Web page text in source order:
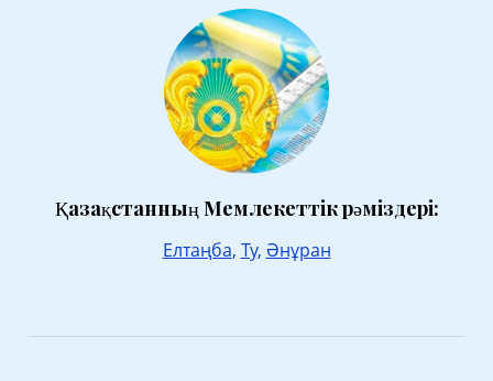
Қазақстанның Мемлекеттік рәміздері:
Елтаңба, Ту, Әнұран